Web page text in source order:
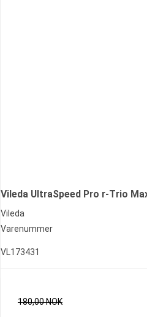
Vileda UltraSpeed Pro r-Trio
Vileda
Varenummer
VL173431
180,00 NOK